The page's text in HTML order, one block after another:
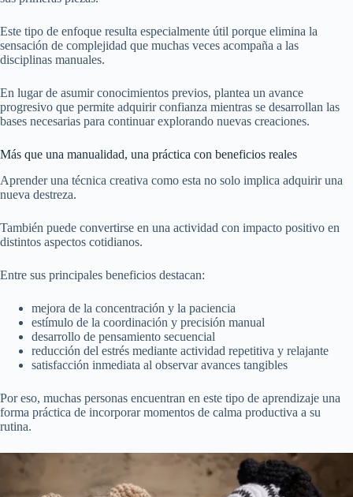
Este tipo de enfoque resulta especialmente útil porque elimina la
sensación de complejidad que muchas veces acompaña a las
disciplinas manuales.
En lugar de asumir conocimientos previos, plantea un avance
progresivo que permite adquirir confianza mientras se desarrollan las
bases necesarias para continuar explorando nuevas creaciones.
Más que una manualidad, una práctica con beneficios reales
Aprender una técnica creativa como esta no solo implica adquirir una
nueva destreza.
También puede convertirse en una actividad con impacto positivo en
distintos aspectos cotidianos.
Entre sus principales beneficios destacan:
mejora de la concentración y la paciencia
estímulo de la coordinación y precisión manual
desarrollo de pensamiento secuencial
reducción del estrés mediante actividad repetitiva y relajante
satisfacción inmediata al observar avances tangibles
Por eso, muchas personas encuentran en este tipo de aprendizaje una
forma práctica de incorporar momentos de calma productiva a su
rutina.